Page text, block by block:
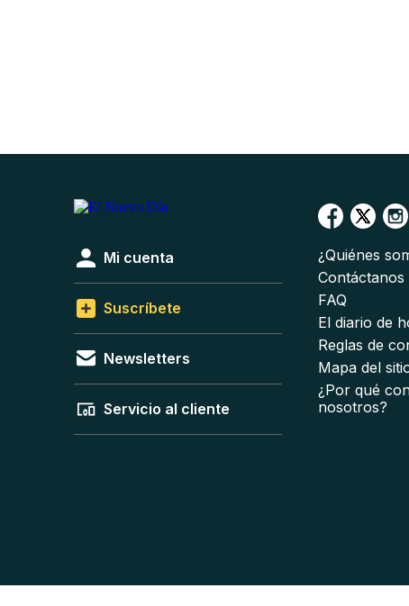
Mi cuenta
Suscríbete
Newsletters
Servicio al cliente
¿Quiénes
Contáctanos
FAQ
El diario de
Reglas de
Mapa del
¿Por qué
nosotros?